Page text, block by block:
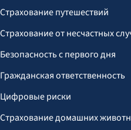
Страхование путешествий
Страхование от несчастных
Безопасность с первого дня
Гражданская ответственность
Цифровые риски
Страхование домашних